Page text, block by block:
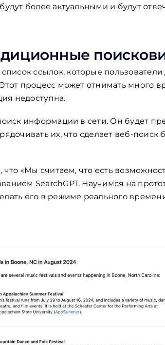
более актуальными и будут
ссылок, которые
процесс может отнимать много
недоступна.
информации в сети. Он будет
их, что сделает веб-
«Мы считаем, что есть
SearchGPT. Научимся на
его в режиме реального